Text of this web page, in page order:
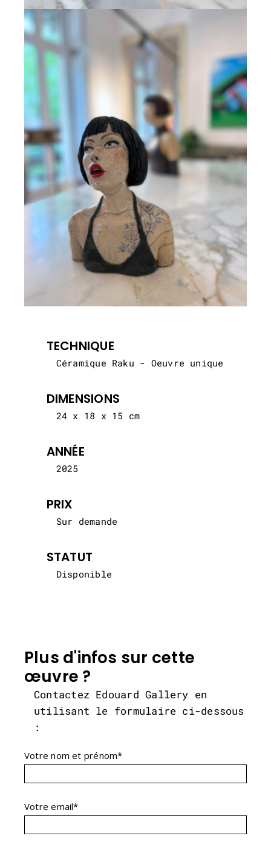
TECHNIQUE
Céramique Raku - Oeuvre unique
ANNÉE
2025
DIMENSIONS
24 x 18 x 15 cm
PRIX
Sur demande
STATUT
Disponible
Plus d'infos sur cette
œuvre ?
Contactez Edouard Gallery en
utilisant le formulaire ci-dessous
:
Votre nom et prénom*
Votre email*